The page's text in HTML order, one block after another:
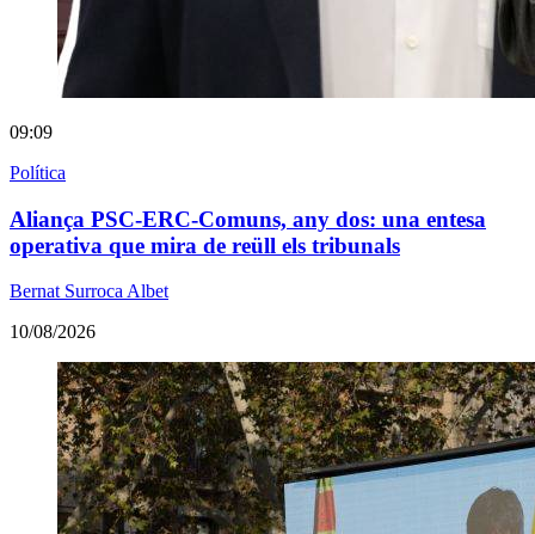
09:09
Política
Aliança PSC-ERC-Comuns, any dos: una entesa
operativa que mira de reüll els tribunals
Bernat Surroca Albet
10/08/2026